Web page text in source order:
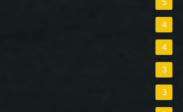
5
4
4
3
3